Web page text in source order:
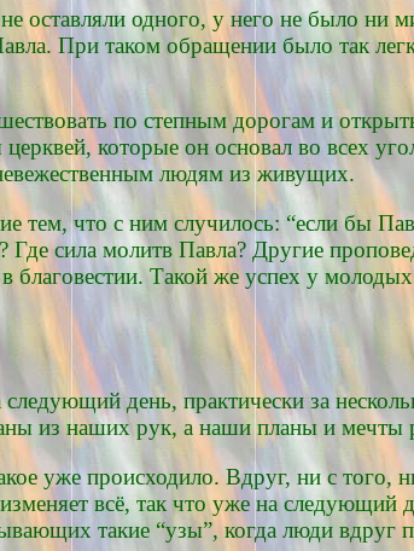
оставляли одного, у него не было
При таком обращении было так
по степным дорогам и
которые он основал во всех
людям из живущих.
тем, что с ним случилось: “если бы
сила молитв Павла? Другие
благовестии. Такой же успех у
день, практически за
из наших рук, а наши планы и мечты
уже происходило. Вдруг, ни с того,
всё, так что уже на
такие “узы”, когда люди вдруг